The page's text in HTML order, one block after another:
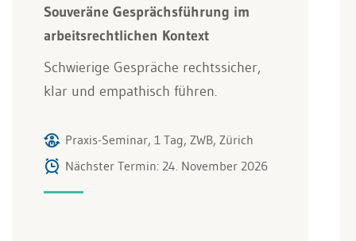
Souveräne Gesprächsführung im
arbeitsrechtlichen Kontext
Schwierige Gespräche rechtssicher,
klar und empathisch führen.
Praxis-Seminar, 1 Tag, ZWB, Zürich
Nächster Termin: 24. November 2026